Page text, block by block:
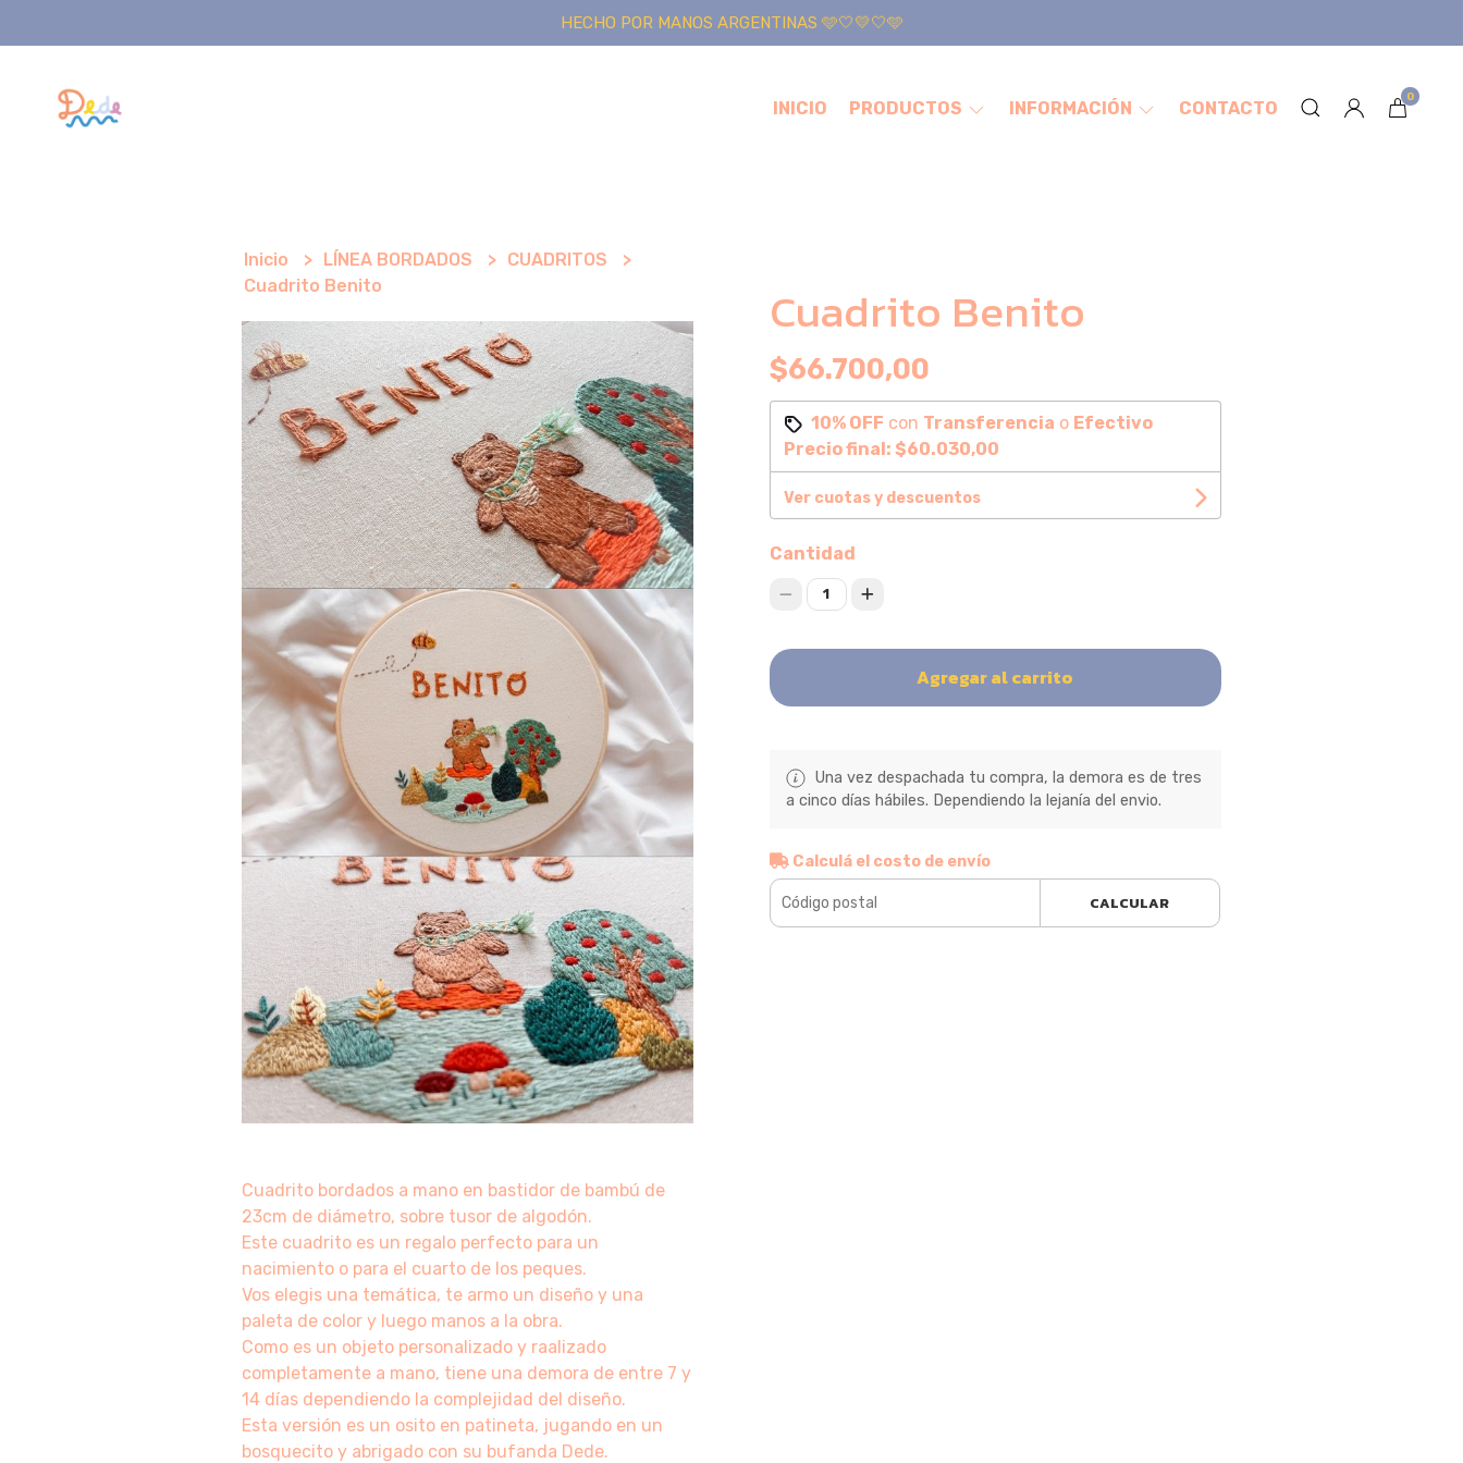
HECHO POR MANOS ARGENTINAS 🩵🤍💛🤍🩵
INICIO PRODUCTOS INFORMACIÓN CONTACTO
0
Inicio LÍNEA BORDADOS
CUADRITOS
Cuadrito Benito
Cuadrito bordados a mano en bastidor de bambú de
23cm de diámetro, sobre tusor de algodón.
Este cuadrito es un regalo perfecto para un
nacimiento o para el cuarto de los peques.
Vos elegis una temática, te armo un diseño y una
paleta de color y luego manos a la obra.
Como es un objeto personalizado y raalizado
completamente a mano, tiene una demora de entre 7 y
14 días dependiendo la complejidad del diseño.
Esta versión es un osito en patineta, jugando en un
bosquecito y abrigado con su bufanda Dede.
Cuadrito Benito
$66.700,00
10% OFF con Transferencia o Efectivo
Precio final: $60.030,00
Ver cuotas y descuentos
Cantidad
1
Agregar al carrito
Una vez despachada tu compra, la demora es de tres
a cinco días hábiles. Dependiendo la lejanía del envio.
Calculá el costo de envío
CALCULAR